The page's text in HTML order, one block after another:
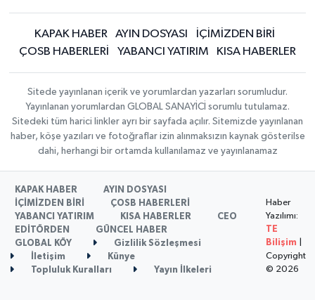
KAPAK HABER AYIN DOSYASI
İÇİMİZDEN BİRİ
ÇOSB HABERLERİ
YABANCI YATIRIM KISA HABERLER
Sitede yayınlanan içerik ve yorumlardan yazarları sorumludur.
Yayınlanan yorumlardan GLOBAL SANAYİCİ sorumlu tutulamaz.
Sitedeki tüm harici linkler ayrı bir sayfada açılır. Sitemizde yayınlanan
haber, köşe yazıları ve fotoğraflar izin alınmaksızın kaynak gösterilse
dahi, herhangi bir ortamda kullanılamaz ve yayınlanamaz
KAPAK HABER
AYIN DOSYASI
İÇİMİZDEN BİRİ
ÇOSB HABERLERİ
YABANCI YATIRIM
KISA HABERLER
CEO
EDİTÖRDEN
GÜNCEL HABER
GLOBAL KÖY
Gizlilik Sözleşmesi
İletişim
Künye
Topluluk Kuralları
Yayın İlkeleri
Haber
Yazılımı:
TE
Bilişim
Copyright
© 2026